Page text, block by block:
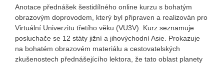
Anotace přednášek šestidílného online kurzu s bohatým
obrazovým doprovodem, který byl připraven a realizován pro
Virtuální Univerzitu třetího věku (VU3V). Kurz seznamuje
posluchače se 12 státy jižní a jihovýchodní Asie. Prokazuje
na bohatém obrazovém materiálu a cestovatelských
zkušenostech přednášejícího lektora, že tato oblast planety